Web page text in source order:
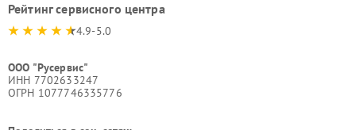
Рейтинг сервисного центра
4.9-5.0
ООО "Русервис"
ИНН 7702633247
ОГРН 1077746335776